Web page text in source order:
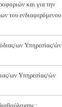
και για την
του ενδιαφερόμενου
ων Υπηρεσίας/ών
ων Υπηρεσίας/ών
: